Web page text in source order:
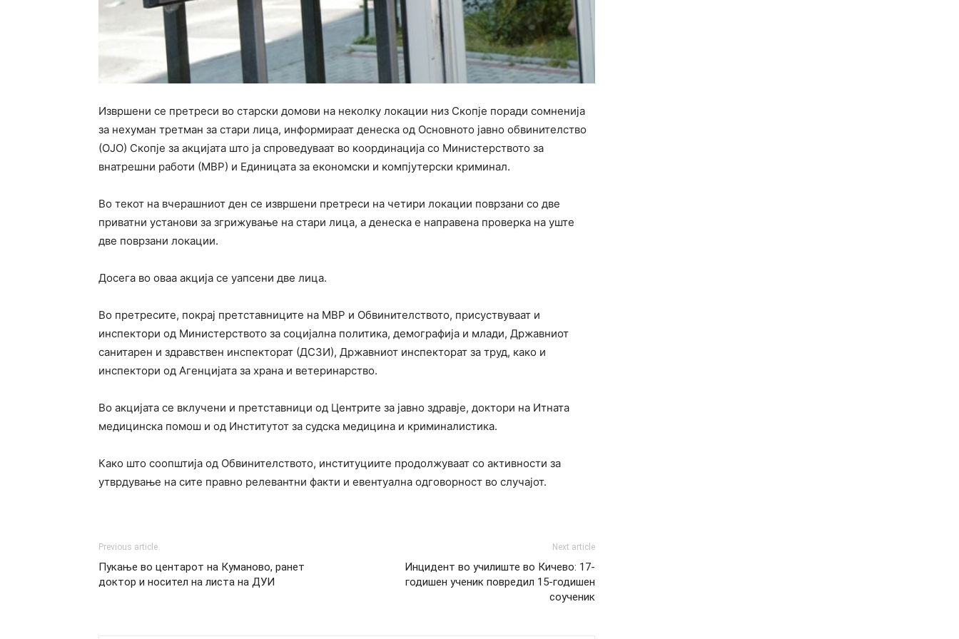
Извршени се претреси во старски домови на неколку локации низ Скопје поради сомненија
за нехуман третман за стари лица, информираат денеска од Основното јавно обвинителство
(ОЈО) Скопје за акцијата што ја спроведуваат во координација со Министерството за
внатрешни работи (МВР) и Единицата за економски и компјутерски криминал.
Во текот на вчерашниот ден се извршени претреси на четири локации поврзани со две
приватни установи за згрижување на стари лица, а денеска е направена проверка на уште
две поврзани локации.
Досега во оваа акција се уапсени две лица.
Во претресите, покрај претставниците на МВР и Обвинителството, присуствуваат и
инспектори од Министерството за социјална политика, демографија и млади, Државниот
санитарен и здравствен инспекторат (ДСЗИ), Државниот инспекторат за труд, како и
инспектори од Агенцијата за храна и ветеринарство.
Во акцијата се вклучени и претставници од Центрите за јавно здравје, доктори на Итната
медицинска помош и од Институтот за судска медицина и криминалистика.
Како што соопштија од Обвинителството, институциите продолжуваат со активности за
утврдување на сите правно релевантни факти и евентуална одговорност во случајот.
Previous article
Пукање во центарот на Куманово, ранет
доктор и носител на листа на ДУИ
Next article
Инцидент во училиште во Кичево: 17-
годишен ученик повредил 15-годишен
соученик